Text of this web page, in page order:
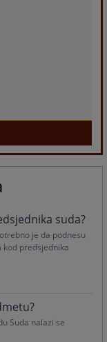
suda?
je da podnesu
predsjednika
Suda nalazi se